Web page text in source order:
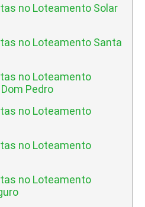
no Loteamento Solar
no Loteamento Santa
no Loteamento
Pedro
no Loteamento
no Loteamento
no Loteamento